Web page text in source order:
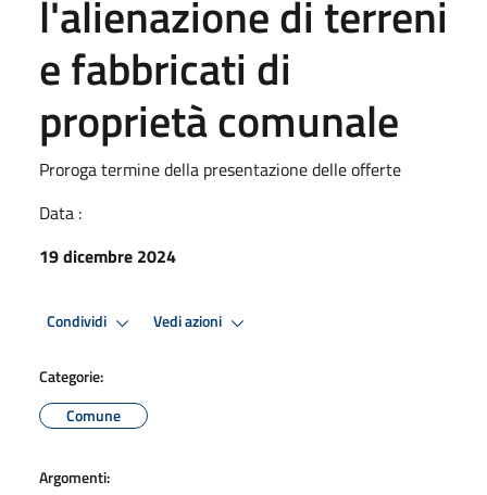
l'alienazione di terreni
e fabbricati di
proprietà comunale
Proroga termine della presentazione delle offerte
Data :
19 dicembre 2024
Condividi Vedi azioni
Categorie:
Comune
Argomenti: